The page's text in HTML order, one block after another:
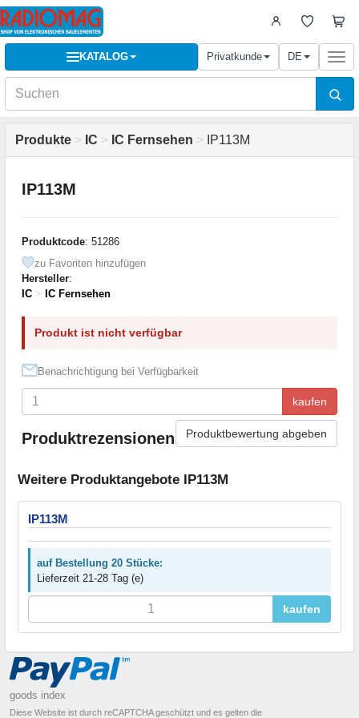
KATALOG Privatkunde DE
Produkte > IC > IC Fernsehen > IP113M
IP113M
Produktcode: 51286
zu Favoriten hinzufügen
Hersteller:
IC > IC Fernsehen
Produkt ist nicht verfügbar
Benachrichtigung bei Verfügbarkeit
kaufen
Produktrezensionen Produktbewertung abgeben
Weitere Produktangebote IP113M
IP113M
auf Bestellung 20 Stücke:
Lieferzeit 21-28 Tag (e)
kaufen
goods index
Diese Website ist durch reCAPTCHA geschützt und es gelten die